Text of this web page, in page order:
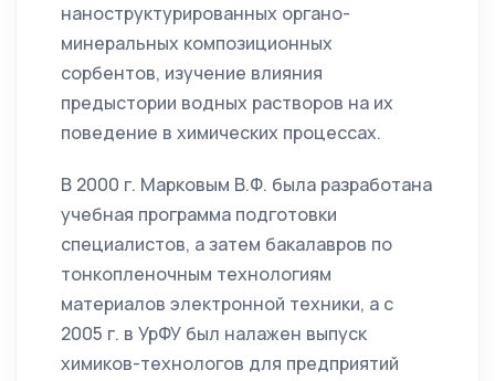
наноструктурированных органо-
минеральных композиционных
сорбентов, изучение влияния
предыстории водных растворов на их
поведение в химических процессах.
В 2000 г. Марковым В.Ф. была разработана
учебная программа подготовки
специалистов, а затем бакалавров по
тонкопленочным технологиям
материалов электронной техники, а с
2005 г. в УрФУ был налажен выпуск
химиков-технологов для предприятий